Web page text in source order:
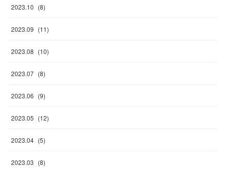
2023.10 (8)
2023.09 (11)
2023.08 (10)
2023.07 (8)
2023.06 (9)
2023.05 (12)
2023.04 (5)
2023.03 (8)